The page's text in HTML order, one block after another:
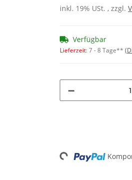
inkl. 19% USt. , zzgl.
Verfügbar
Lieferzeit:7 - 8 Tage**
Loading...